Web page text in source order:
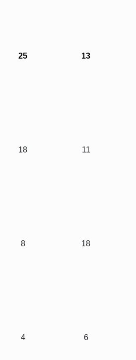
25 13
18 11
8 18
4 6